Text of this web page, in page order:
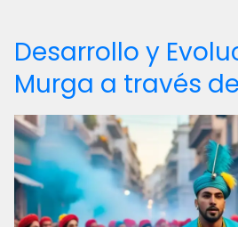
Desarrollo y
Murga a través